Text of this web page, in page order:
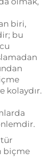
biri,
bu
kolaydır.
tür
biçme